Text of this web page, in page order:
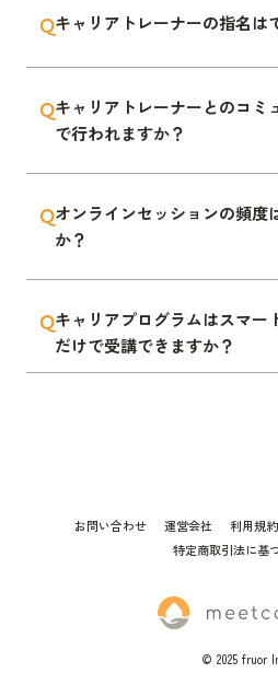
ださい。
・キャリアプランニングコ
支払いの場合
Qキャリアトレーナーの指名は
て、最適なキャリアトレーナー
きます。
Qキャリアトレーナーとのコミ
で行われますか？
Qオンラインセッションの頻度
か？
内であれば実施タイミングは自
ができます。
Qキャリアプログラムはスマー
だけで受講できますか？
オンラインセッションはGoogle
ご参加ください。
お問い合わせ 運営会社 利用規約
特定商取引法に基
© 2025 fruor